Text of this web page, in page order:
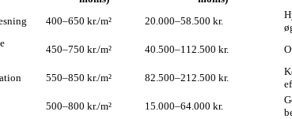
400–650 kr./m² 20.000–58.500 kr.
450–750 kr./m² 40.500–112.500 kr.
550–850 kr./m² 82.500–212.500 kr.
500–800 kr./m² 15.000–64.000 kr.